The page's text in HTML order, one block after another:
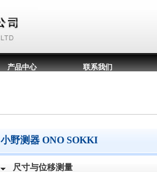
产品中心 联系我们
小野测器 ONO SOKKI
尺寸与位移测量